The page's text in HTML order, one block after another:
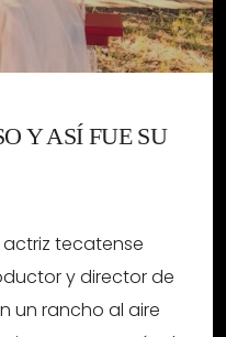
Y ASÍ FUE SU
tecatense
y director de
un rancho al aire